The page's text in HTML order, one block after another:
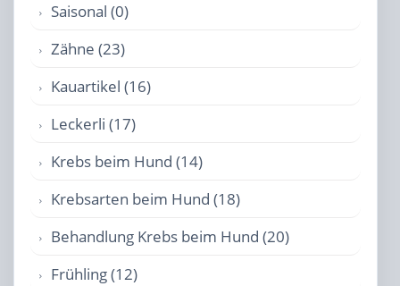
Saisonal (0)
Zähne (23)
Kauartikel (16)
Leckerli (17)
Krebs beim Hund (14)
Krebsarten beim Hund (18)
Behandlung Krebs beim Hund (20)
Frühling (12)